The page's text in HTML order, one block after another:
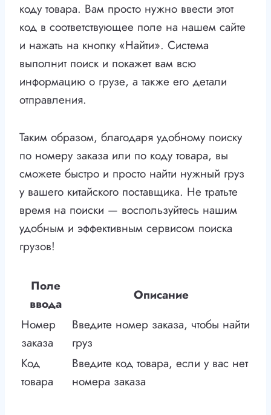
коду товара. Вам просто нужно ввести этот
код в соответствующее поле на нашем сайте
и нажать на кнопку «Найти». Система
выполнит поиск и покажет вам всю
информацию о грузе, а также его детали
отправления.
Таким образом, благодаря удобному поиску
по номеру заказа или по коду товара, вы
сможете быстро и просто найти нужный груз
у вашего китайского поставщика. Не тратьте
время на поиски — воспользуйтесь нашим
удобным и эффективным сервисом поиска
грузов!
Поле
ввода
Описание
Номер
заказа
Введите номер заказа, чтобы найти
груз
Код
товара
Введите код товара, если у вас нет
номера заказа